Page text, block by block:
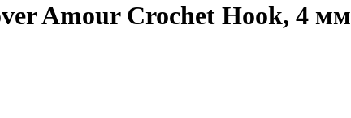
Amour Crochet Hook, 4 мм